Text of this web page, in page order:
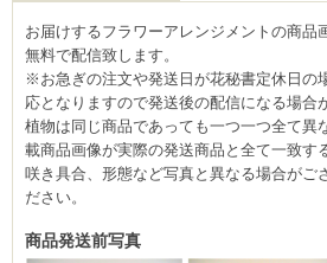
お届けするフラワーアレンジメントの商品
無料で配信致します。
※お急ぎの注文や発送日が花秘書定休日の
応となりますので発送後の配信になる場合
植物は同じ商品であっても一つ一つ全て異
載商品画像が実際の発送商品と全て一致す
咲き具合、形態など写真と異なる場合がご
ださい。
商品発送前写真